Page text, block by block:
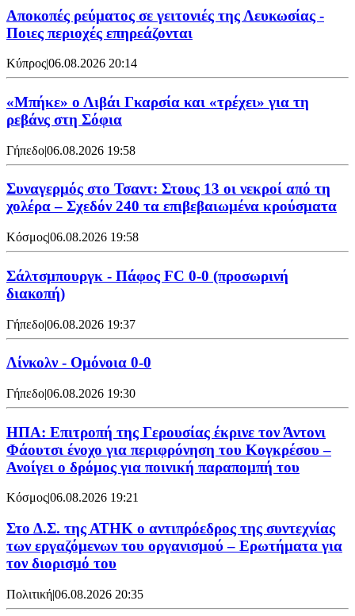
Αποκοπές ρεύματος σε γειτονιές της Λευκωσίας -
Ποιες περιοχές επηρεάζονται
Κύπρος|06.08.2026 20:14
«Μπήκε» ο Λιβάι Γκαρσία και «τρέχει» για τη
ρεβάνς στη Σόφια
Γήπεδο|06.08.2026 19:58
Συναγερμός στο Τσαντ: Στους 13 οι νεκροί από τη
χολέρα – Σχεδόν 240 τα επιβεβαιωμένα κρούσματα
Κόσμος|06.08.2026 19:58
Σάλτσμπουργκ - Πάφος FC 0-0 (προσωρινή
διακοπή)
Γήπεδο|06.08.2026 19:37
Λίνκολν - Ομόνοια 0-0
Γήπεδο|06.08.2026 19:30
ΗΠΑ: Επιτροπή της Γερουσίας έκρινε τον Άντονι
Φάουτσι ένοχο για περιφρόνηση του Κογκρέσου –
Ανοίγει ο δρόμος για ποινική παραπομπή του
Κόσμος|06.08.2026 19:21
Στο Δ.Σ. της ΑΤΗΚ ο αντιπρόεδρος της συντεχνίας
των εργαζόμενων του οργανισμού – Ερωτήματα για
τον διορισμό του
Πολιτική|06.08.2026 20:35